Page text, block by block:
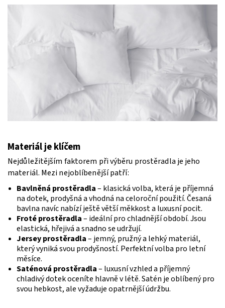
Materiál je klíčem
Nejdůležitějším faktorem při výběru prostěradla je jeho
materiál. Mezi nejoblíbenější patří:
Bavlněná prostěradla– klasická volba, která je příjemná
na dotek, prodyšná a vhodná na celoroční použití. Česaná
bavlna navíc nabízí ještě větší měkkost a luxusní pocit.
Froté prostěradla– ideální pro chladnější období. Jsou
elastická, hřejivá a snadno se udržují.
Jersey prostěradla– jemný, pružný a lehký materiál,
který vyniká svou prodyšností. Perfektní volba pro letní
měsíce.
Saténová prostěradla– luxusní vzhled a příjemný
chladivý dotek oceníte hlavně v létě. Satén je oblíbený pro
svou hebkost, ale vyžaduje opatrnější údržbu.